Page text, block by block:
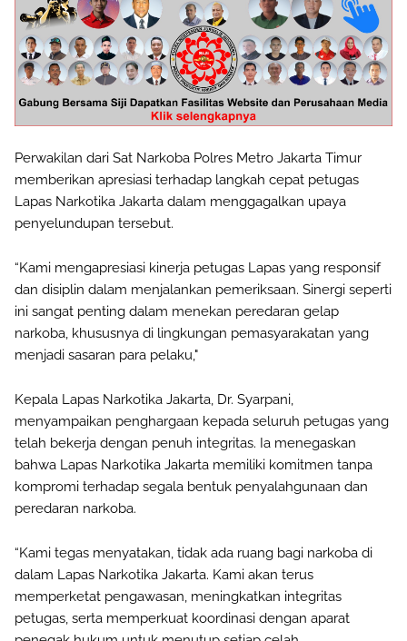
Perwakilan dari Sat Narkoba Polres Metro Jakarta Timur
memberikan apresiasi terhadap langkah cepat petugas
Lapas Narkotika Jakarta dalam menggagalkan upaya
penyelundupan tersebut.
“Kami mengapresiasi kinerja petugas Lapas yang responsif
dan disiplin dalam menjalankan pemeriksaan. Sinergi seperti
ini sangat penting dalam menekan peredaran gelap
narkoba, khususnya di lingkungan pemasyarakatan yang
menjadi sasaran para pelaku,"
Kepala Lapas Narkotika Jakarta, Dr. Syarpani,
menyampaikan penghargaan kepada seluruh petugas yang
telah bekerja dengan penuh integritas. Ia menegaskan
bahwa Lapas Narkotika Jakarta memiliki komitmen tanpa
kompromi terhadap segala bentuk penyalahgunaan dan
peredaran narkoba.
“Kami tegas menyatakan, tidak ada ruang bagi narkoba di
dalam Lapas Narkotika Jakarta. Kami akan terus
memperketat pengawasan, meningkatkan integritas
petugas, serta memperkuat koordinasi dengan aparat